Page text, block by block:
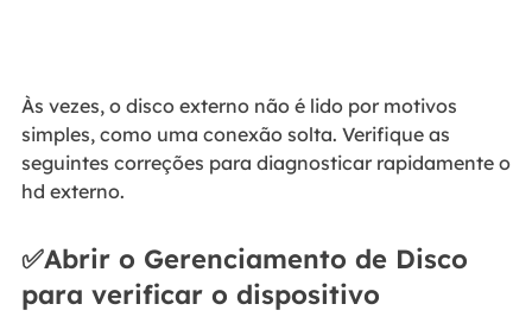
Às vezes, o disco externo não é lido por motivos
simples, como uma conexão solta. Verifique as
seguintes correções para diagnosticar rapidamente o
hd externo.
✅Abrir o Gerenciamento de Disco
para verificar o dispositivo